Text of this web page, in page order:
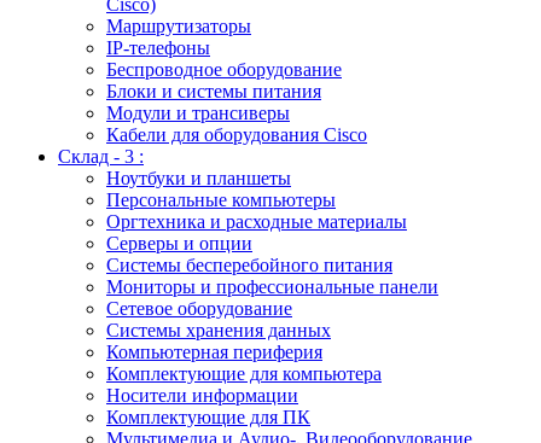
Cisco)
Маршрутизаторы
IP-телефоны
Беспроводное оборудование
Блоки и системы питания
Модули и трансиверы
Кабели для оборудования Cisco
Склад - 3 :
Ноутбуки и планшеты
Персональные компьютеры
Оргтехника и расходные материалы
Серверы и опции
Системы бесперебойного питания
Мониторы и профессиональные панели
Сетевое оборудование
Системы хранения данных
Компьютерная периферия
Комплектующие для компьютера
Носители информации
Комплектующие для ПК